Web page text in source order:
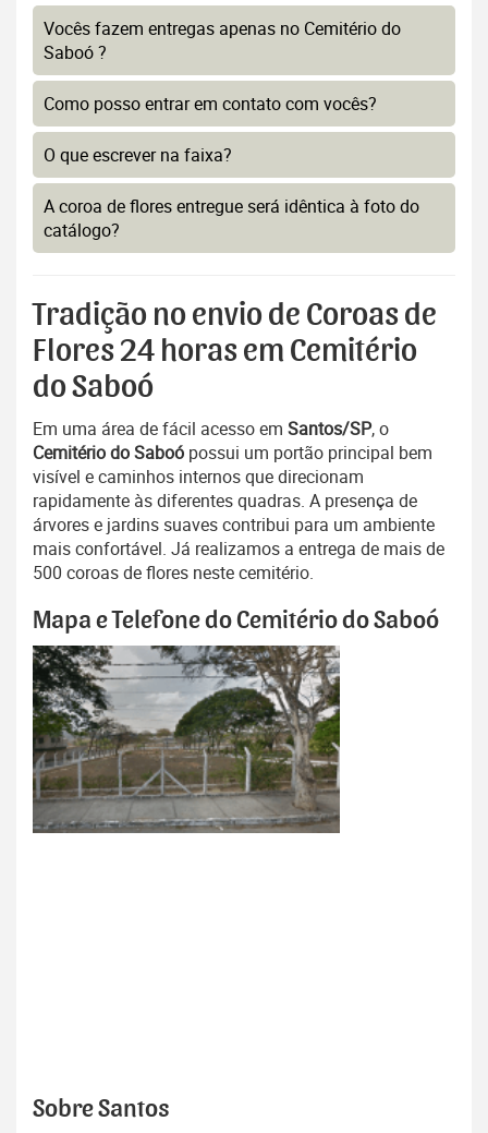
Vocês fazem entregas apenas no Cemitério do
Saboó ?
Como posso entrar em contato com vocês?
O que escrever na faixa?
A coroa de flores entregue será idêntica à foto do
catálogo?
Tradição no envio de Coroas de
Flores 24 horas em Cemitério
do Saboó
Em uma área de fácil acesso em Santos/SP, o
Cemitério do Saboó possui um portão principal bem
visível e caminhos internos que direcionam
rapidamente às diferentes quadras. A presença de
árvores e jardins suaves contribui para um ambiente
mais confortável. Já realizamos a entrega de mais de
500 coroas de flores neste cemitério.
Mapa e Telefone do Cemitério do Saboó
Sobre Santos